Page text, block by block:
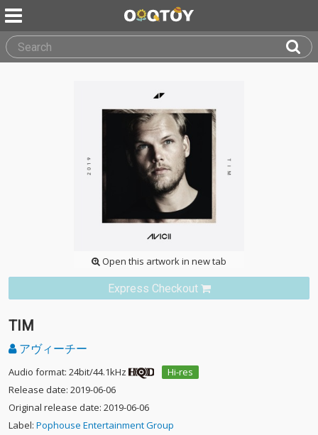
Open this artwork in new tab
Express Checkout
TIM
アヴィーチー
Audio format: 24bit/44.1kHz
Hi-res
Release date: 2019-06-06
Original release date: 2019-06-06
Label: Pophouse Entertainment Group